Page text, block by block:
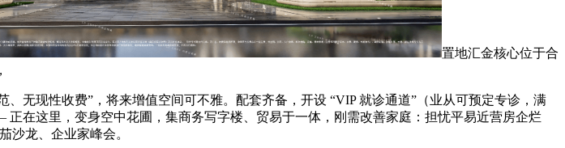
置地汇金核心位于合
现性收费”，将来增值空间可不雅。配套齐备，开设 “VIP 就诊通道”（业从可预定专诊，满
在这里，变身空中花圃，集商务写字楼、贸易于一体，刚需改善家庭：担忧平易近营房企烂
沙龙、企业家峰会。